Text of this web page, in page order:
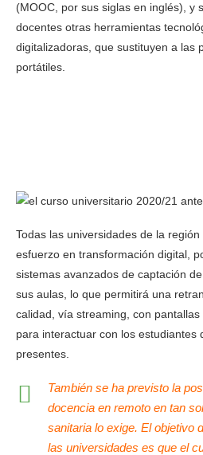
(MOOC, por sus siglas en inglés), y
docentes otras herramientas
digitalizadoras, que sustituyen a las
portátiles.
Todas las universidades de la
esfuerzo en transformación digital,
sistemas avanzados de captación
sus aulas, lo que permitirá una
calidad, vía streaming, con
para interactuar con los estudiantes
presentes.
También se ha previsto la
docencia en remoto en tan
sanitaria lo exige. El objetivo
las universidades es que el